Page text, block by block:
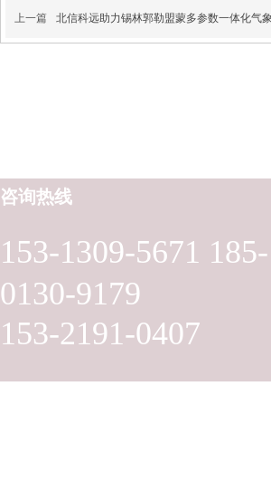
上一篇 北信科远助力锡林郭勒盟蒙多参数一体化气
153-1309-5671 185-
0130-9179
153-2191-0407
咨询热线